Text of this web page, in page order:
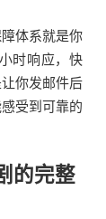
体系就是你
时响应，快
你发邮件后
受到可靠的
的完整